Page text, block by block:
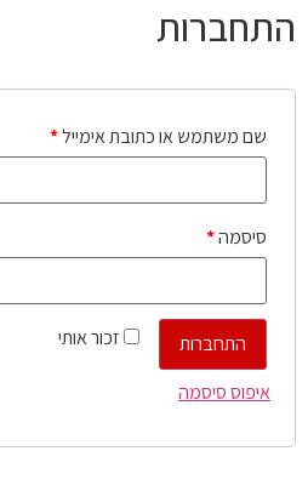
התחברות
שם משתמש או כתובת אימייל*
סיסמה*
זכור אותי
התחברות
איפוס סיסמה